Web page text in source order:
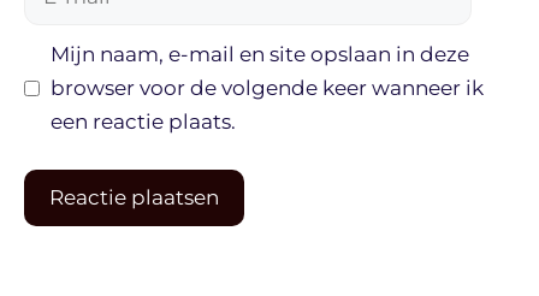
Mijn naam, e-mail en site opslaan in deze
browser voor de volgende keer wanneer ik
een reactie plaats.